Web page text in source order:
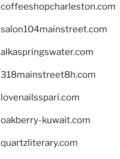
coffeeshopcharleston.com
salon104mainstreet.com
alkaspringswater.com
318mainstreet8h.com
lovenailsspari.com
oakberry-kuwait.com
quartzliterary.com